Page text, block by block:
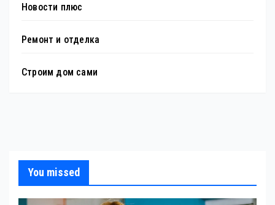
Новости плюс
Ремонт и отделка
Строим дом сами
You missed